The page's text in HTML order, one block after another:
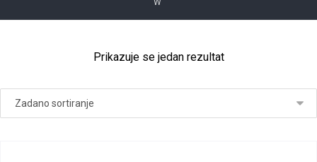
W
Prikazuje se jedan rezultat